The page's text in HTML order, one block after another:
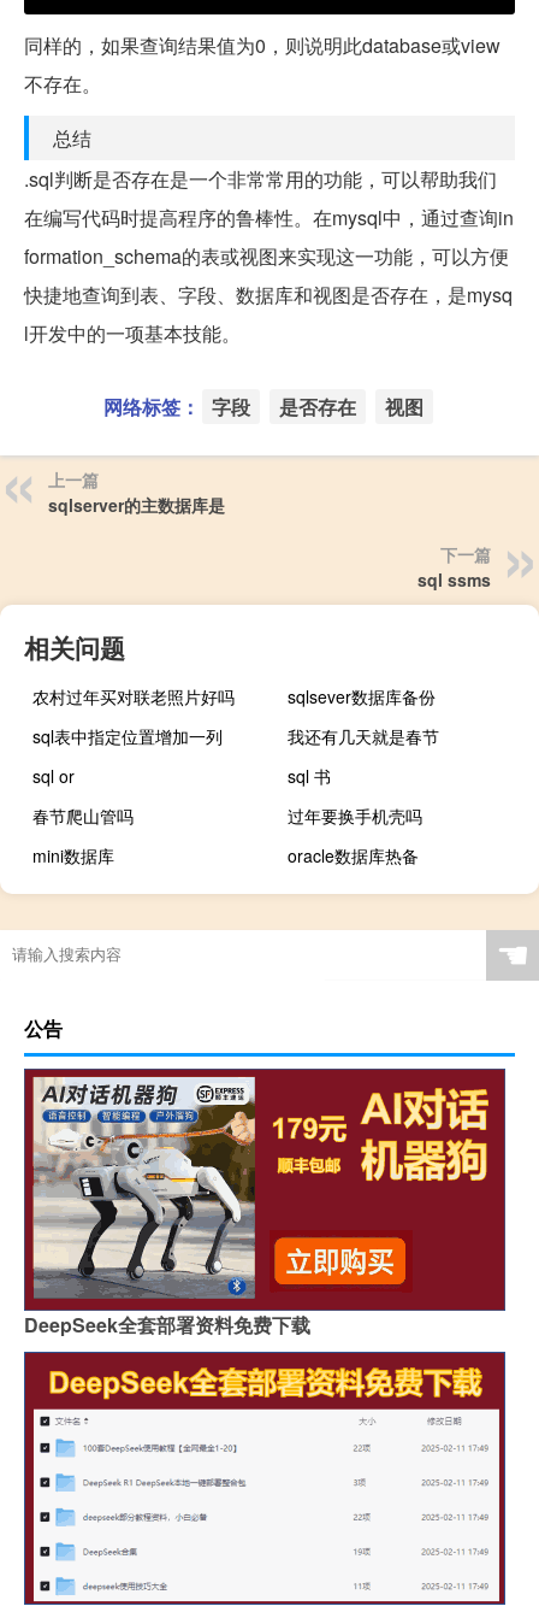
同样的，如果查询结果值为0，则说明此database或view
不存在。
总结
.sql判断是否存在是一个非常常用的功能，可以帮助我们
在编写代码时提高程序的鲁棒性。在mysql中，通过查询in
formation_schema的表或视图来实现这一功能，可以方便
快捷地查询到表、字段、数据库和视图是否存在，是mysq
l开发中的一项基本技能。
网络标签： 字段 是否存在 视图
上一篇
sqlserver的主数据库是
下一篇
sql ssms
相关问题
农村过年买对联老照片好吗
sqlsever数据库备份
sql表中指定位置增加一列
我还有几天就是春节
sql or
sql 书
春节爬山管吗
过年要换手机壳吗
mini数据库
oracle数据库热备
☚
公告
DeepSeek全套部署资料免费下载